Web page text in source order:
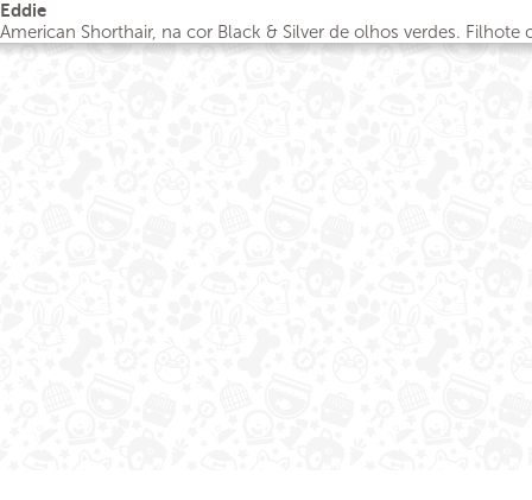
Eddie
American Shorthair, na cor Black & Silver de olhos verdes.